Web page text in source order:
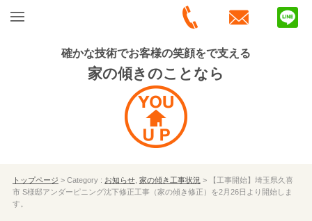
確かな技術でお客様の笑顔をで支える
家の傾きのことなら
トップページ > Category : お知らせ, 家の傾き工事状況 > 【工事開始】埼玉県久喜
市 S様邸アンダーピニング沈下修正工事（家の傾き修正）を2月26日より開始しま
す。